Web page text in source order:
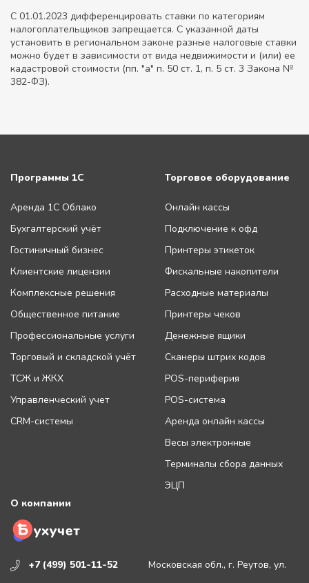
С 01.01.2023 дифференцировать ставки по категориям
налогоплательщиков запрещается. С указанной даты
установить в региональном законе разные налоговые ставки
можно будет в зависимости от вида недвижимости и (или) ее
кадастровой стоимости (пп. "а" п. 50 ст. 1, п. 5 ст. 3 Закона №
382-ФЗ).
+7 (499) 501-11-52 Московская обл., г. Реутов, ул.
Программы 1С
Аренда 1С Облако
Бухгалтерский учёт
Гостиничный бизнес
Клиентские лицензии
Комплексные решения
Общественное питание
Профессиональные услуги
Торговый и складской учёт
ТСЖ и ЖКХ
Управленческий учет
CRM-системы
Торговое оборудование
Онлайн кассы
Подключение к офд
Принтеры этикеток
Фискальные накопители
Расходные материалы
Принтеры чеков
Денежные ящики
Сканеры штрих кодов
POS-периферия
POS-система
Аренда онлайн кассы
Весы электронные
Терминалы сбора данных
ЭЦП
О компании